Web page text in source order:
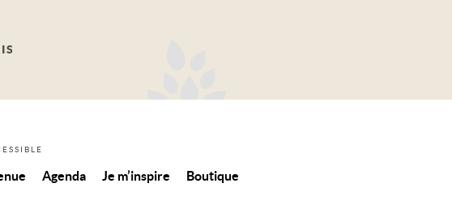
Agenda Je m’inspire Boutique